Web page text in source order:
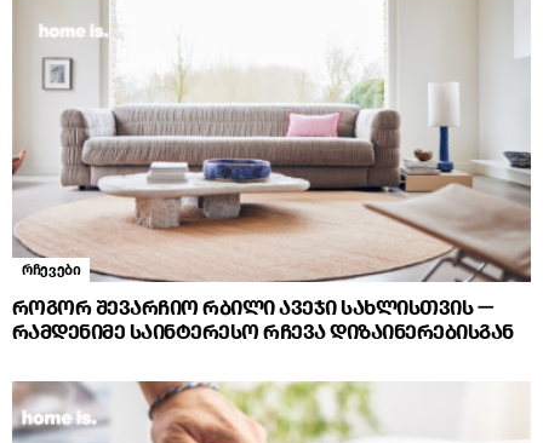
რჩევები
როგორ შევარჩიო რბილი ავეჯი სახლისთვის —
რამდენიმე საინტერესო რჩევა დიზაინერებისგან